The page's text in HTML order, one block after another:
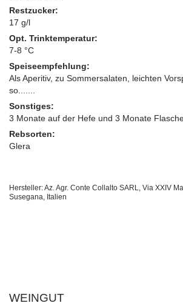
Restzucker:
17 g/l
Opt. Trinktemperatur:
7-8 °C
Speiseempfehlung:
Als Aperitiv, zu Sommersalaten, leichten
so.......
Sonstiges:
3 Monate auf der Hefe und 3 Monate
Rebsorten:
Glera
Hersteller: Az. Agr. Conte Collalto SARL, Via XXIV
Susegana, Italien
WEINGUT